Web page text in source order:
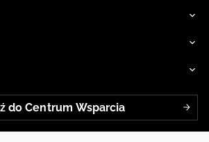
do Centrum Wsparcia